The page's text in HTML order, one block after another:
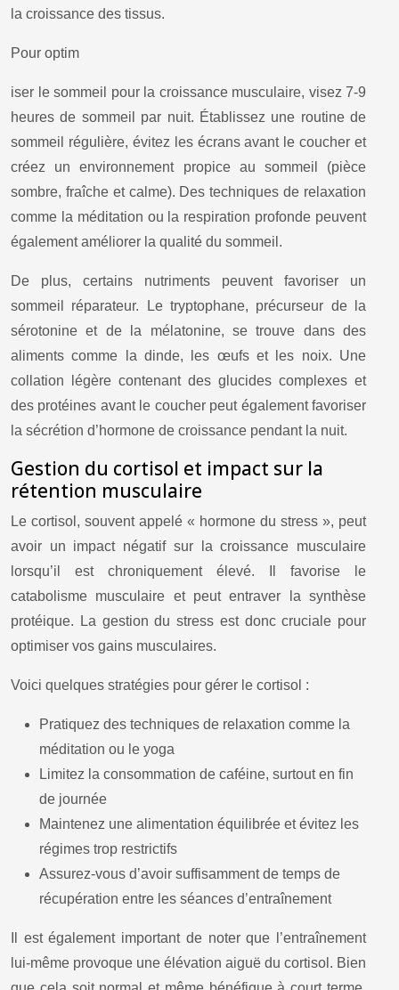
la croissance des tissus.
Pour optim
iser le sommeil pour la croissance musculaire, visez 7-9
heures de sommeil par nuit. Établissez une routine de
sommeil régulière, évitez les écrans avant le coucher et
créez un environnement propice au sommeil (pièce
sombre, fraîche et calme). Des techniques de relaxation
comme la méditation ou la respiration profonde peuvent
également améliorer la qualité du sommeil.
De plus, certains nutriments peuvent favoriser un
sommeil réparateur. Le tryptophane, précurseur de la
sérotonine et de la mélatonine, se trouve dans des
aliments comme la dinde, les œufs et les noix. Une
collation légère contenant des glucides complexes et
des protéines avant le coucher peut également favoriser
la sécrétion d’hormone de croissance pendant la nuit.
Gestion du cortisol et impact sur la
rétention musculaire
Le cortisol, souvent appelé « hormone du stress », peut
avoir un impact négatif sur la croissance musculaire
lorsqu’il est chroniquement élevé. Il favorise le
catabolisme musculaire et peut entraver la synthèse
protéique. La gestion du stress est donc cruciale pour
optimiser vos gains musculaires.
Voici quelques stratégies pour gérer le cortisol :
Pratiquez des techniques de relaxation comme la
méditation ou le yoga
Limitez la consommation de caféine, surtout en fin
de journée
Maintenez une alimentation équilibrée et évitez les
régimes trop restrictifs
Assurez-vous d’avoir suffisamment de temps de
récupération entre les séances d’entraînement
Il est également important de noter que l’entraînement
lui-même provoque une élévation aiguë du cortisol. Bien